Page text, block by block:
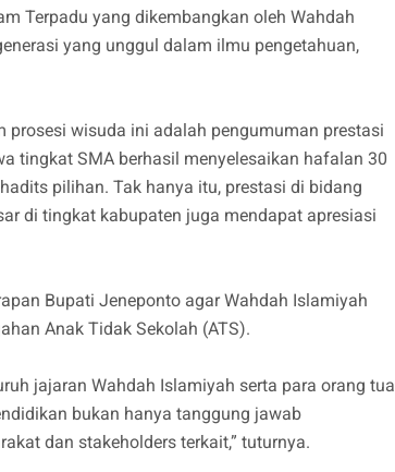
Terpadu yang dikembangkan oleh Wahdah
yang unggul dalam ilmu pengetahuan,
wisuda ini adalah pengumuman prestasi
tingkat SMA berhasil menyelesaikan hafalan 30
pilihan. Tak hanya itu, prestasi di bidang
di tingkat kabupaten juga mendapat apresiasi
Bupati Jeneponto agar Wahdah Islamiyah
Anak Tidak Sekolah (ATS).
jajaran Wahdah Islamiyah serta para orang tua
bukan hanya tanggung jawab
dan stakeholders terkait,” tuturnya.